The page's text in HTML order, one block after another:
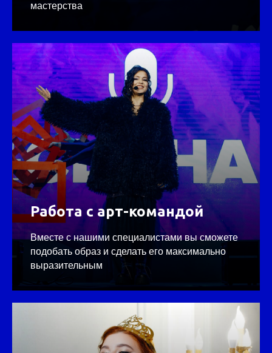
мастерства
Работа с арт-командой
Вместе с нашими специалистами вы сможете
подобать образ и сделать его максимально
выразительным